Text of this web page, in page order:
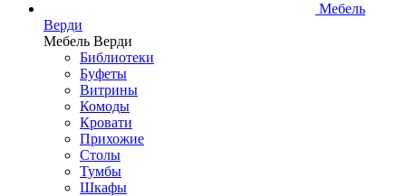
Мебель
Верди
Мебель Верди
Библиотеки
Буфеты
Витрины
Комоды
Кровати
Прихожие
Столы
Тумбы
Шкафы